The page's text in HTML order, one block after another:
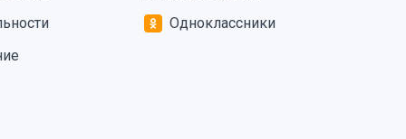
Одноклассники